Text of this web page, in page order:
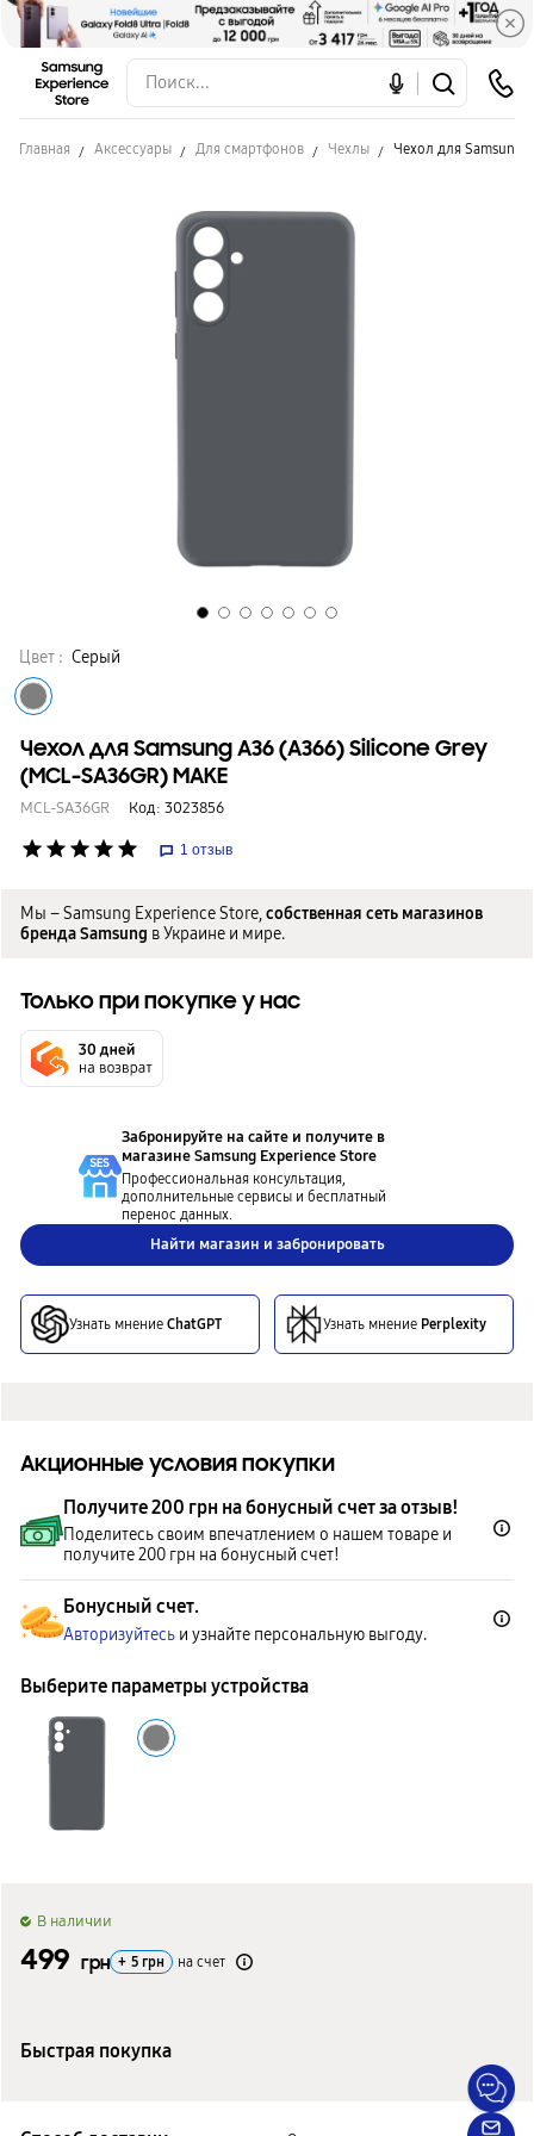
Главная Аксессуары Для смартфонов Чехлы Чехол для Samsung
Цвет : Серый
Чехол для Samsung A36 (A366) Silicone Grey
(MCL-SA36GR) MAKE
MCL-SA36GR Код: 3023856
star star star star star 1 отзыв
Мы – Samsung Experience Store,собственная сеть магазинов
бренда Samsung в Украине и мире.
Только при покупке у нас
Забронируйте на сайте и получите в
магазинеSamsung Experience Store
Профессиональная консультация,
дополнительные сервисы и бесплатный
перенос данных.
Найти магазин и забронировать
Узнать мнение ChatGPT Узнать мнение Perplexity
Акционные условия покупки
Получите 200 грн на бонусный счет за отзыв!
Поделитесь своим впечатлением о нашем товаре и
получите 200 грн на бонусный счет!
Бонусный счет.
Авторизуйтесь и узнайте персональную выгоду.
Выберите параметры устройства
B наличии
499 грн + 5 грн на счет
Быстрая покупка